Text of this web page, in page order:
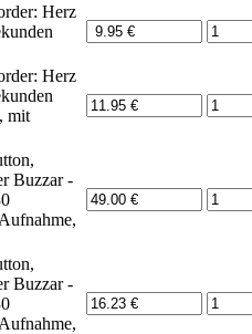
Herz
Herz
mit
Buzzar -
Buzzar -